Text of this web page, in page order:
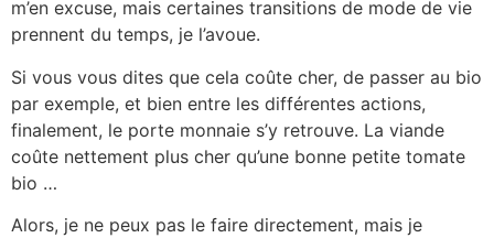
m’en excuse, mais certaines transitions de mode de vie
prennent du temps, je l’avoue.
Si vous vous dites que cela coûte cher, de passer au bio
par exemple, et bien entre les différentes actions,
finalement, le porte monnaie s’y retrouve. La viande
coûte nettement plus cher qu’une bonne petite tomate
bio …
Alors, je ne peux pas le faire directement, mais je